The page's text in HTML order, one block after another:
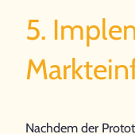
5.
Nachdem der